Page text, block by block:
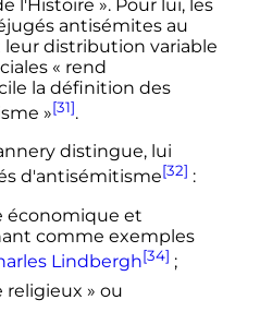
l'Histoire ». Pour lui, les
antisémites au
distribution variable
« rend
la définition des
»[31].
distingue, lui
d'antisémitisme[32] :
économique et
comme exemples
Lindbergh[34] ;
religieux » ou